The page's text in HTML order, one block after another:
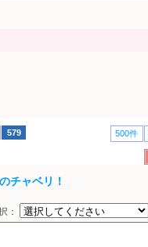
579 500件
チャベリ！
：